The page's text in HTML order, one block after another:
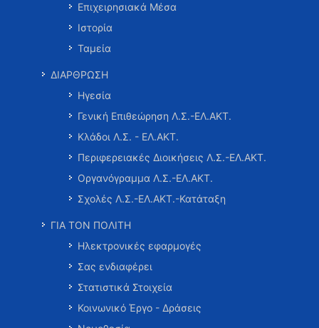
Επιχειρησιακά Μέσα
Ιστορία
Ταμεία
ΔΙΑΡΘΡΩΣΗ
Ηγεσία
Γενική Επιθεώρηση Λ.Σ.-ΕΛ.ΑΚΤ.
Κλάδοι Λ.Σ. - ΕΛ.ΑΚΤ.
Περιφερειακές Διοικήσεις Λ.Σ.-ΕΛ.ΑΚΤ.
Οργανόγραμμα Λ.Σ.-ΕΛ.ΑΚΤ.
Σχολές Λ.Σ.-ΕΛ.ΑΚΤ.-Κατάταξη
ΓΙΑ ΤΟΝ ΠΟΛΙΤΗ
Ηλεκτρονικές εφαρμογές
Σας ενδιαφέρει
Στατιστικά Στοιχεία
Κοινωνικό Έργο - Δράσεις